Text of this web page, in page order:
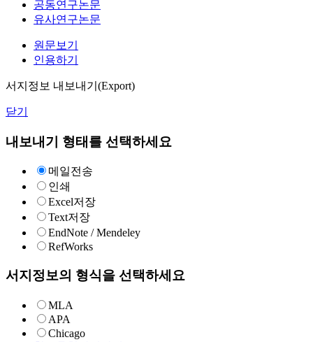
공동연구논문
유사연구논문
원문보기
인용하기
서지정보 내보내기(Export)
닫기
내보내기 형태를 선택하세요
메일전송
인쇄
Excel저장
Text저장
EndNote / Mendeley
RefWorks
서지정보의 형식을 선택하세요
MLA
APA
Chicago